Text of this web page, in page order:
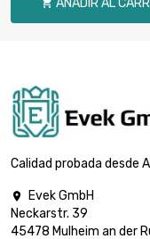
 AÑADIR AL
Calidad probada desde

Evek GmbH
Neckarstr. 39
45478 Mulheim an der